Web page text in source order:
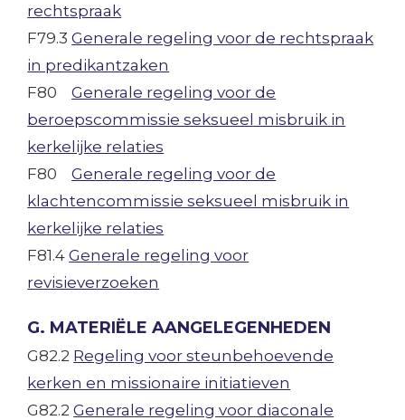
rechtspraak
F79.3Generale regeling voor de rechtspraak
in predikantzaken
F80Generale regeling voor de
beroepscommissie seksueel misbruik in
kerkelijke relaties
F80Generale regeling voor de
klachtencommissie seksueel misbruik in
kerkelijke relaties
F81.4Generale regeling voor
revisieverzoeken
G. MATERIËLE AANGELEGENHEDEN
G82.2 Regeling voor steunbehoevende
kerken en missionaire initiatieven
G82.2Generale regeling voor diaconale